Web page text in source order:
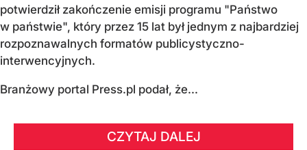
potwierdził zakończenie emisji programu "Państwo
w państwie", który przez 15 lat był jednym z najbardziej
rozpoznawalnych formatów publicystyczno-
interwencyjnych.
Branżowy portal Press.pl podał, że...
CZYTAJ DALEJ